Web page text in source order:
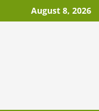
to
August 8, 2026